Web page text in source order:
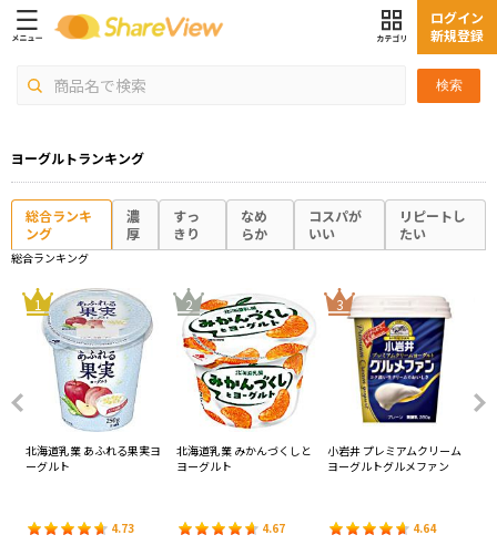
検索
ログイン
新規登録
ヨーグルトランキング
総合ランキ
ング
濃
厚
すっ
きり
なめ
らか
コスパが
いい
リピートし
たい
総合ランキング
1
北海道乳業 あふれる果実ヨ
ーグルト
4.73
2
北海道乳業 みかんづくしと
ヨーグルト
4.67
3
小岩井 プレミアムクリーム
ヨーグルトグルメファン
4.64